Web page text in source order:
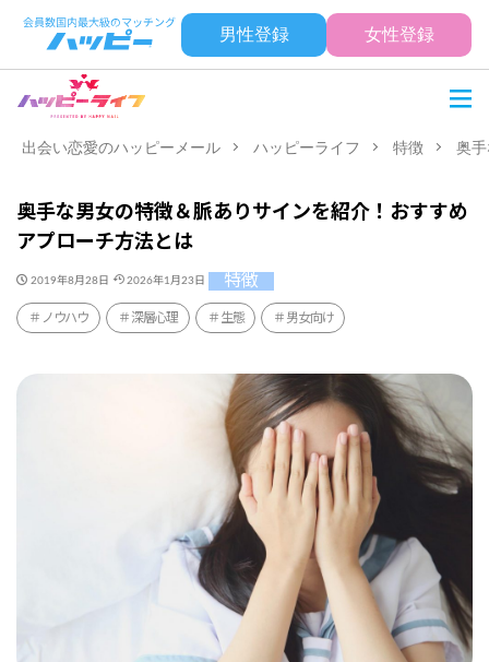
男性登録 女性登録
出会い恋愛のハッピーメール ハッピーライフ 特徴 奥
奥手な男女の特徴＆脈ありサインを紹介！おすすめ
アプローチ方法とは
2019年8月28日 2026年1月23日 特徴
ノウハウ 深層心理 生態 男女向け